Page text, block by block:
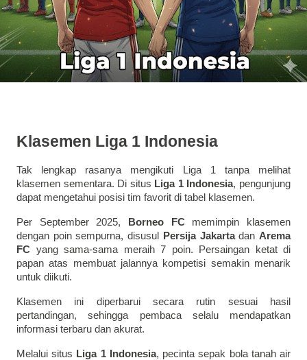
Klasemen Liga 1 Indonesia
Tak lengkap rasanya mengikuti Liga 1 tanpa melihat
klasemen sementara. Di situs Liga 1 Indonesia, pengunjung
dapat mengetahui posisi tim favorit di tabel klasemen.
Per September 2025, Borneo FCmemimpin klasemen
dengan poin sempurna, disusul
Persija Jakartadan Arema
FC yang sama-sama meraih 7 poin. Persaingan ketat di
papan atas membuat jalannya kompetisi semakin menarik
untuk diikuti.
Klasemen ini diperbarui secara rutin sesuai hasil
pertandingan, sehingga pembaca selalu mendapatkan
informasi terbaru dan akurat.
Melalui situs Liga 1 Indonesia, pecinta sepak bola tanah air